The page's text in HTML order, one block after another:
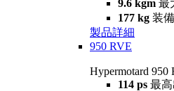
9.6 kgm 最
177 kg 装
製品詳細
950 RVE
Hypermotard 950
114 ps 最